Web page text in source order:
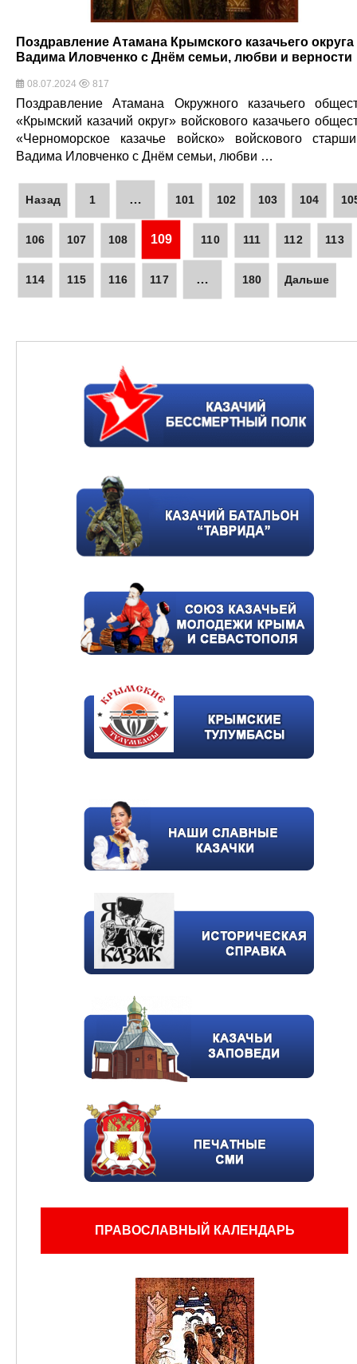
Поздравление Атамана Крымского казачьего округа
Вадима Иловченко с Днём семьи, любви и верности
08.07.2024 817
Поздравление Атамана Окружного казачьего
«Крымский казачий округ» войскового казачьего
«Черноморское казачье войско» войскового
Вадима Иловченко с Днём семьи, любви …
Назад 1 … 101 102 103 104
106 107 108 109 110 111 112 113
114 115 116 117 … 180 Дальше
ПРАВОСЛАВНЫЙ КАЛЕНДАРЬ